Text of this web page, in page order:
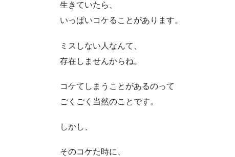
生きていたら、
いっぱいコケることがあります。
ミスしない人なんて、
存在しませんからね。
コケてしまうことがあるのって
ごくごく当然のことです。
しかし、
そのコケた時に、